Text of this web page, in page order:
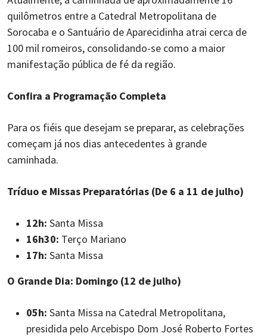
quilômetros entre a Catedral Metropolitana de
Sorocaba e o Santuário de Aparecidinha atrai cerca de
100 mil romeiros, consolidando-se como a maior
manifestação pública de fé da região.
Confira a Programação Completa
Para os fiéis que desejam se preparar, as celebrações
começam já nos dias antecedentes à grande
caminhada.
Tríduo e Missas Preparatórias (De 6 a 11 de julho)
12h: Santa Missa
16h30: Terço Mariano
17h: Santa Missa
O Grande Dia: Domingo (12 de julho)
05h: Santa Missa na Catedral Metropolitana,
presidida pelo Arcebispo Dom José Roberto Fortes